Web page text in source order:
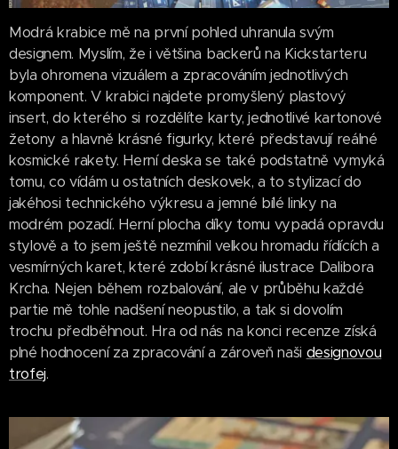
Modrá krabice mě na první pohled uhranula svým
designem. Myslím, že i většina backerů na Kickstarteru
byla ohromena vizuálem a zpracováním jednotlivých
komponent. V krabici najdete promyšlený plastový
insert, do kterého si rozdělíte karty, jednotlivé kartonové
žetony a hlavně krásné figurky, které představují reálné
kosmické rakety. Herní deska se také podstatně vymyká
tomu, co vídám u ostatních deskovek, a to stylizací do
jakéhosi technického výkresu a jemné bílé linky na
modrém pozadí. Herní plocha díky tomu vypadá opravdu
stylově a to jsem ještě nezmínil velkou hromadu řídících a
vesmírných karet, které zdobí krásné ilustrace Dalibora
Krcha. Nejen během rozbalování, ale v průběhu každé
partie mě tohle nadšení neopustilo, a tak si dovolím
trochu předběhnout. Hra od nás na konci recenze získá
plné hodnocení za zpracování a zároveň naši designovou
trofej.